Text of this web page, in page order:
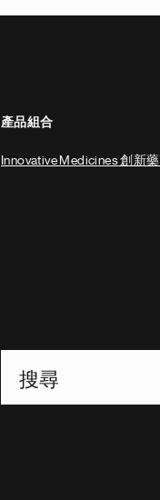
產品組合
Innovative Medicines 創新